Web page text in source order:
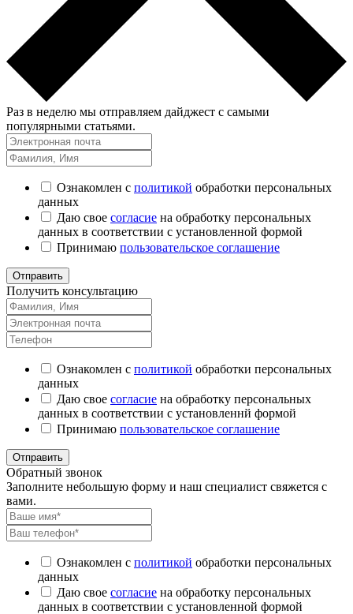
Раз в неделю мы отправляем дайджест с самыми
популярными статьями.
Ознакомлен с политикой обработки персональных
данных
Даю свое согласие на обработку персональных
данных в соответствии с установленной формой
Принимаю пользовательское соглашение
Отправить
Получить консультацию
Ознакомлен с политикой обработки персональных
данных
Даю свое согласие на обработку персональных
данных в соответствии с установленнй формой
Принимаю пользовательское соглашение
Отправить
Обратный звонок
Заполните небольшую форму и наш специалист свяжется с
вами.
Ознакомлен с политикой обработки персональных
данных
Даю свое согласие на обработку персональных
данных в соответствии с установленной формой